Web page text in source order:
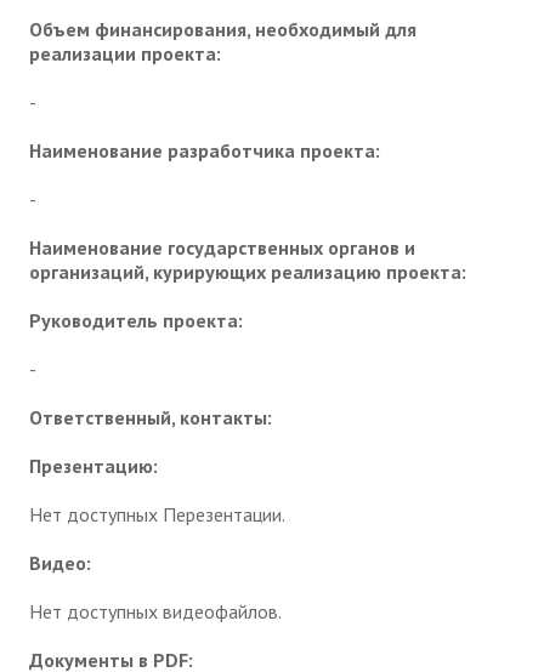
Объем финансирования, необходимый для
реализации проекта:
-
Наименование разработчика проекта:
-
Наименование государственных органов и
организаций, курирующих реализацию проекта:
Руководитель проекта:
-
Ответственный, контакты:
Презентацию:
Нет доступных Перезентации.
Видео:
Нет доступных видеофайлов.
Документы в PDF: